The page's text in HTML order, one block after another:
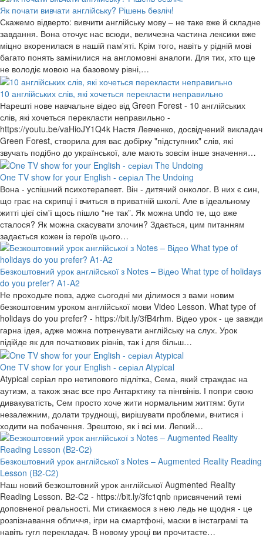
Як почати вивчати англійську? Рішень безліч!
Скажемо відверто: вивчити англійську мову – не таке вже й складне
завдання. Вона оточує нас всюди, величезна частина лексики вже
міцно вкоренилася в нашій пам'яті. Крім того, навіть у рідній мові
багато понять замінилися на англомовні аналоги. Для тих, хто ще
не володіє мовою на базовому рівні,…
10 англійських слів, які хочеться перекласти неправильно
Нарешті нове навчальне відео від Green Forest - 10 англійських
слів, які хочеться перекласти неправильно -
https://youtu.be/vaHioJY1Q4k Настя Левченко, досвідчений викладач
Green Forest, створила для вас добірку "підступних" слів, які
звучать подібно до української, але мають зовсім інше значення…
One TV show for your English - серіал The Undoing
Вона - успішний психотерапевт. Він - дитячий онколог. В них є син,
що грає на скрипці і вчиться в приватній школі. Але в ідеальному
житті цієї сім'ї щось пішло “не так”. Як можна undo те, що вже
сталося? Як можна скасувати злочин? Здається, цим питанням
задається кожен із героїв цього…
Безкоштовний урок англійської з Notes – Відео What type of holidays
do you prefer? A1-A2
Не проходьте повз, адже сьогодні ми ділимося з вами новим
безкоштовним уроком англійської мови Video Lesson. What type of
holidays do you prefer? - https://bit.ly/3fB4rhm. Відео урок - це завжди
гарна ідея, адже можна потренувати англійську на слух. Урок
підійде як для початкових рівнів, так і для більш…
One TV show for your English - серіал Atypical
Atypical серіал про нетипового підлітка, Сема, який страждає на
аутизм, а також знає все про Антарктику та пінгвінів. І попри свою
дивакуватість, Сем просто хоче жити нормальним життям: бути
незалежним, долати труднощі, вирішувати проблеми, вчитися і
ходити на побачення. Зрештою, як і всі ми. Легкий…
Безкоштовний урок англійської з Notes – Augmented Reality Reading
Lesson (B2-C2)
Наш новий безкоштовний урок англійської Augmented Reality
Reading Lesson. B2-C2 - https://bit.ly/3fc1qnb присвячений темі
доповненої реальності. Ми стикаємося з нею ледь не щодня - це
розпізнавання обличчя, ігри на смартфоні, маски в інстаграмі та
навіть гугл перекладач. В новому уроці ви прочитаєте…